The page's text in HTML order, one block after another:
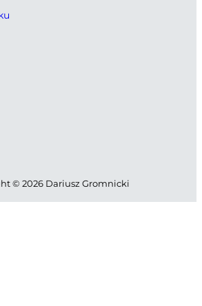
© 2026 Dariusz Gromnicki